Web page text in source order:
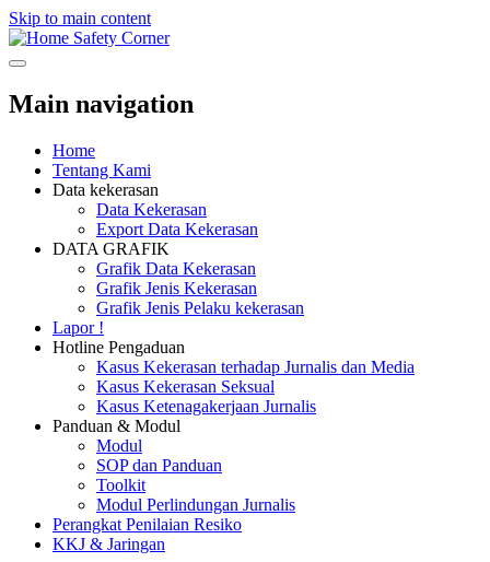
Skip to main content
Safety Corner
Main navigation
Home
Tentang Kami
Data kekerasan
Data Kekerasan
Export Data Kekerasan
DATA GRAFIK
Grafik Data Kekerasan
Grafik Jenis Kekerasan
Grafik Jenis Pelaku kekerasan
Lapor !
Hotline Pengaduan
Kasus Kekerasan terhadap Jurnalis dan Media
Kasus Kekerasan Seksual
Kasus Ketenagakerjaan Jurnalis
Panduan & Modul
Modul
SOP dan Panduan
Toolkit
Modul Perlindungan Jurnalis
Perangkat Penilaian Resiko
KKJ & Jaringan